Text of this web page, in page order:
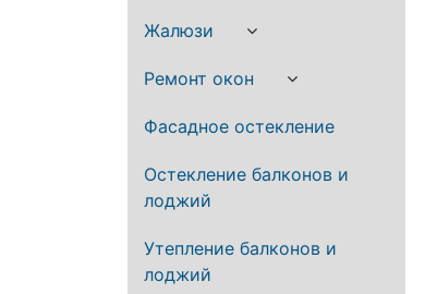
Жалюзи
Ремонт окон
Фасадное остекление
Остекление балконов и
лоджий
Утепление балконов и
лоджий